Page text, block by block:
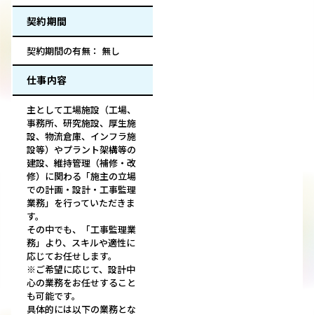
契約期間
契約期間の有無： 無し
仕事内容
主として工場施設（工場、
事務所、研究施設、厚生施
設、物流倉庫、インフラ施
設等）やプラント架構等の
建設、維持管理（補修・改
修）に関わる「施主の立場
での計画・設計・工事監理
業務」を行っていただきま
す。
その中でも、「工事監理業
務」より、スキルや適性に
応じてお任せします。
※ご希望に応じて、設計中
心の業務をお任せすること
も可能です。
具体的には以下の業務とな